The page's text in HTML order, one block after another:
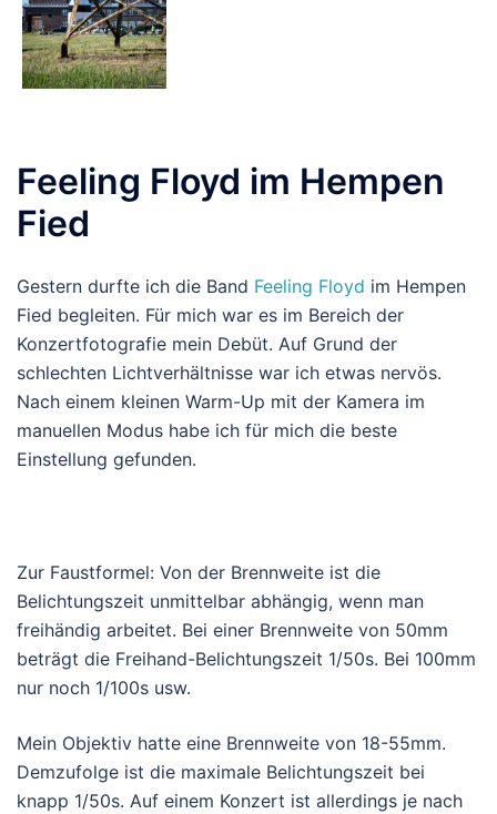
Feeling Floyd im Hempen
Fied
Gestern durfte ich die Band Feeling Floyd im Hempen
Fied begleiten. Für mich war es im Bereich der
Konzertfotografie mein Debüt. Auf Grund der
schlechten Lichtverhältnisse war ich etwas nervös.
Nach einem kleinen Warm-Up mit der Kamera im
manuellen Modus habe ich für mich die beste
Einstellung gefunden.
Zur Faustformel: Von der Brennweite ist die
Belichtungszeit unmittelbar abhängig, wenn man
freihändig arbeitet. Bei einer Brennweite von 50mm
beträgt die Freihand-Belichtungszeit 1/50s. Bei 100mm
nur noch 1/100s usw.
Mein Objektiv hatte eine Brennweite von 18-55mm.
Demzufolge ist die maximale Belichtungszeit bei
knapp 1/50s. Auf einem Konzert ist allerdings je nach